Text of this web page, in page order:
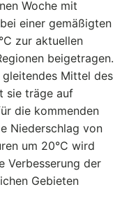
Woche mit
einer gemäßigten
zur aktuellen
beigetragen.
Mittel des
sie träge auf
die kommenden
Niederschlag von
um 20°C wird
Verbesserung der
Gebieten